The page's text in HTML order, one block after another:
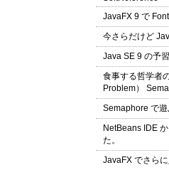
JavaFX 9 で
今さらだけど
Java SE 9 の予
食事する哲学者
Problem）
Semaphore で遊
NetBeans IDE
た。
JavaFX でさら